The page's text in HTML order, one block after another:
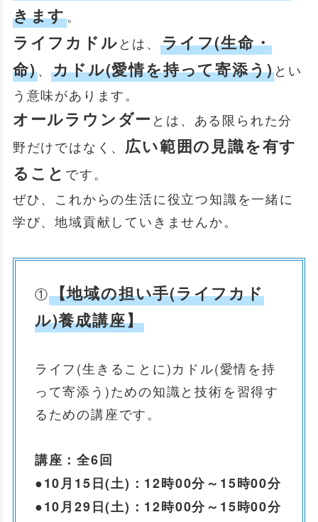
きます。
ライフカドルとは、ライフ(生命・
命)、カドル(愛情を持って寄添う)とい
う意味があります。
オールラウンダー とは、ある限られた分
野だけではなく、 広い範囲の見識を有す
ること です。
ぜひ、これからの生活に役立つ知識を一緒に
学び、地域貢献していきませんか。
①【地域の担い手(ライフカド
ル)養成講座】
ライフ(生きることに)カドル(愛情を持
って寄添う)ための知識と技術を習得す
るための講座です。
講座：全6回
●10月15日(土)：12時00分～15時00分
●10月29日(土)：12時00分～15時00分